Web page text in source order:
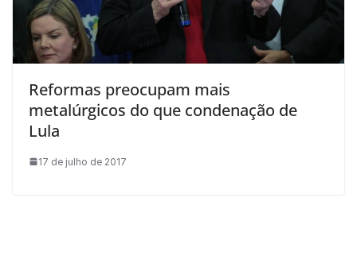
Reformas preocupam mais
metalúrgicos do que condenação de
Lula
17 de julho de 2017